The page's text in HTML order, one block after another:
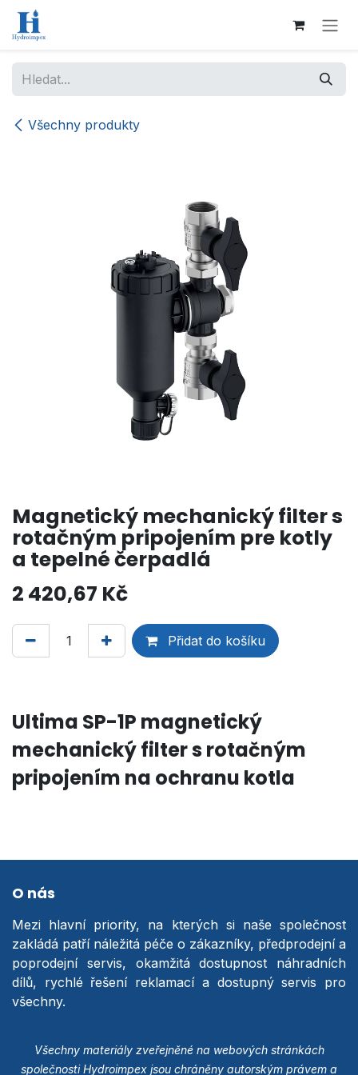
Přejít na obsah
Všechny produkty
Magnetický mechanický filter s
rotačným pripojením pre kotly
a tepelné čerpadlá
2 420,67 Kč
Přidat do košíku
Ultima SP-1P magnetický
mechanický filter s rotačným
pripojením na ochranu kotla
O nás
Mezi hlavní priority, na kterých si naše společnost
zakládá patří náležitá péče o zákazníky, předprodejní a
poprodejní servis, okamžitá dostupnost náhradních
dílů, rychlé řešení reklamací a dostupný servis pro
všechny.
Všechny materiály zveřejněné na webových stránkách
společnosti Hydroimpex jsou chráněny autorským právem a